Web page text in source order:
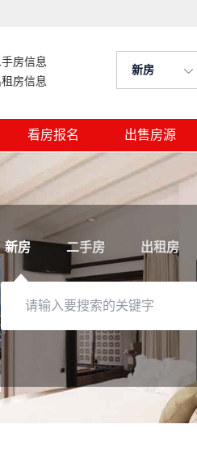
房信息
房信息
新房
看房报名 出售房源
新房 二手房 出租房